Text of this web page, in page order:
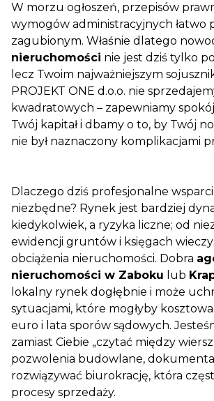
W morzu ogłoszeń, przepisów
wymogów administracyjnych łatwo
zagubionym. Właśnie dlatego
nieruchomości nie jest dziś tylko
lecz Twoim najważniejszym
PROJEKT ONE d.o.o. nie
kwadratowych – zapewniamy
Twój kapitał i dbamy o to, by Twój
nie był naznaczony komplikacjami
Dlaczego dziś profesjonalne
niezbędne? Rynek jest bardziej
kiedykolwiek, a ryzyka liczne; od
ewidencji gruntów i księgach
obciążenia nieruchomości. Dobra
nieruchomości w Zaboku lub
lokalny rynek dogłębnie i może
sytuacjami, które mogłyby
euro i lata sporów sądowych.
zamiast Ciebie „czytać między
pozwolenia budowlane,
rozwiązywać biurokrację, która
procesy sprzedaży.